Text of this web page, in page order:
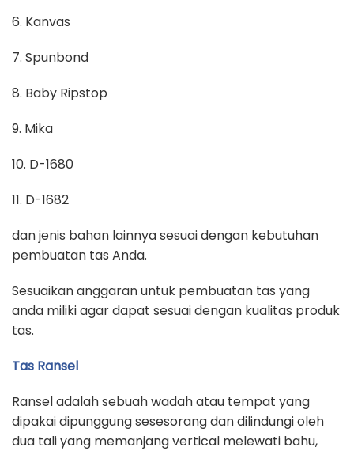
6. Kanvas
7. Spunbond
8. Baby Ripstop
9. Mika
10. D-1680
11. D-1682
dan jenis bahan lainnya sesuai dengan kebutuhan
pembuatan tas Anda.
Sesuaikan anggaran untuk pembuatan tas yang
anda miliki agar dapat sesuai dengan kualitas produk
tas.
Tas Ransel
Ransel adalah sebuah wadah atau tempat yang
dipakai dipunggung sesesorang dan dilindungi oleh
dua tali yang memanjang vertical melewati bahu,